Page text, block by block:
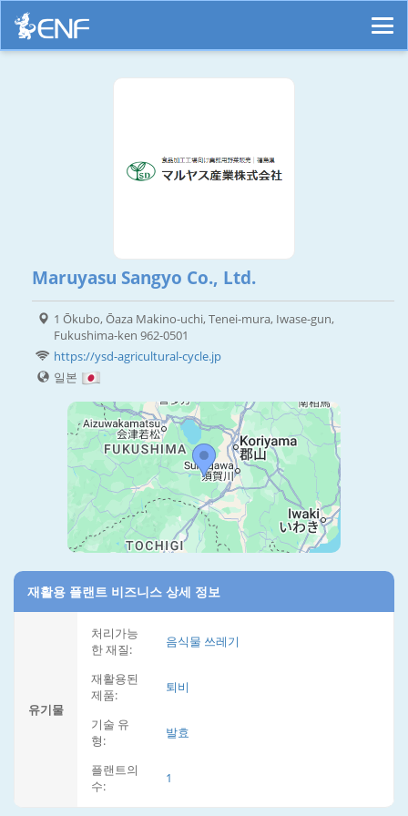
Maruyasu Sangyo Co., Ltd.
1 Ōkubo, Ōaza Makino-uchi, Tenei-mura, Iwase-gun,
Fukushima-ken 962-0501
https://ysd-agricultural-cycle.jp
일본
재활용 플랜트 비즈니스 상세 정보
유기물
처리가능
한 재질:
음식물 쓰레기
재활용된
제품:
퇴비
기술 유
형:
발효
플랜트의
수:
1